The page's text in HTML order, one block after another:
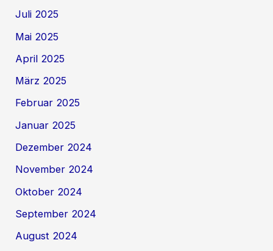
Juli 2025
Mai 2025
April 2025
März 2025
Februar 2025
Januar 2025
Dezember 2024
November 2024
Oktober 2024
September 2024
August 2024